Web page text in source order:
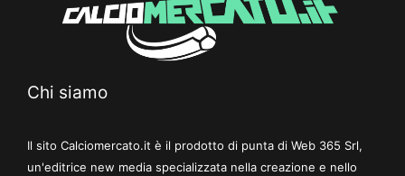
Chi siamo
Il sito Calciomercato.it è il prodotto di punta di Web 365 Srl,
un'editrice new media specializzata nella creazione e nello